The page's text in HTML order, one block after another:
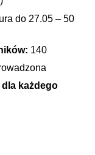
do 27.05 – 50
140
każdego